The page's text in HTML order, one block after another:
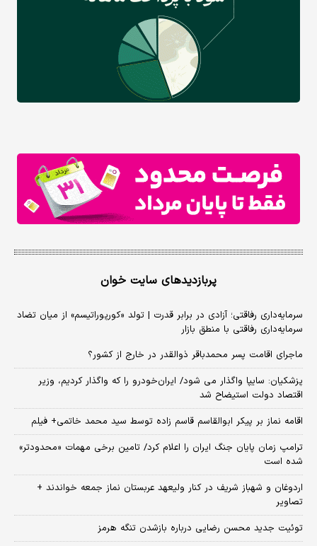
پربازدیدهای سایت خوان
سرمایه‌داری رفاقتی؛ آزادی در برابر قدرت | تولد «کورپوراتیسم» از میان تضاد
سرمایه‌داری رفاقتی با منطق بازار
ماجرای اقامت پسر محمدباقر ذوالقدر در خارج از کشور؟
پزشکیان: سایپا واگذار می شود/ ایران‌خودرو را که واگذار کردیم، وزیر
اقتصاد دولت استیضاح شد
اقامه نماز بر پیکر ابوالقاسم قاسم زاده توسط سید محمد خاتمی+ فیلم
ترامپ زمان پایان جنگ ایران را اعلام کرد/ تامین برخی مهمات «محدودتر»
شده است
اردوغان و شهباز شریف در کنار ولیعهد عربستان نماز جمعه خواندند +
تصاویر
توئیت جدید محسن رضایی درباره بازشدن تنگه هرمز